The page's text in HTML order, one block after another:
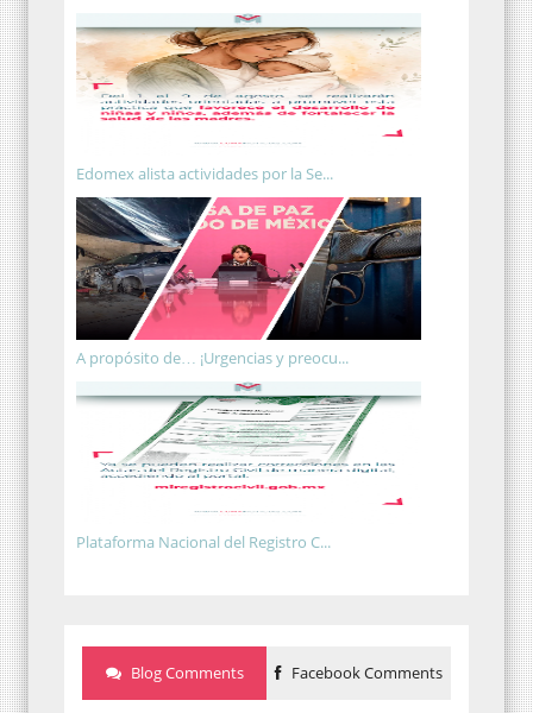
Edomex alista actividades por la Se...
A propósito de… ¡Urgencias y preocu...
Plataforma Nacional del Registro C...
Blog Comments Facebook Comments